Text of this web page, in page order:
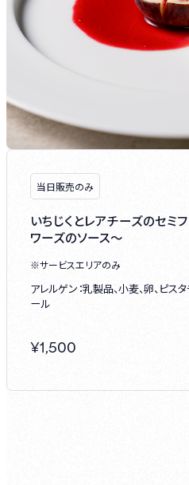
当日販売のみ
いちじくとレアチーズのセミ
ワーズのソース～
※サービスエリアのみ
アレルゲン：乳製品、小麦、卵、ピス
ール
¥1,500